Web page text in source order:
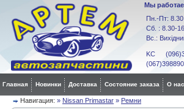
Мы
Пн.-Пт:
Сб. : 8.30-
Вс.:
KC
Главная Новинки Доставка Состояние заказа О нас
Навигация: » Nissan Primastar » Ремни